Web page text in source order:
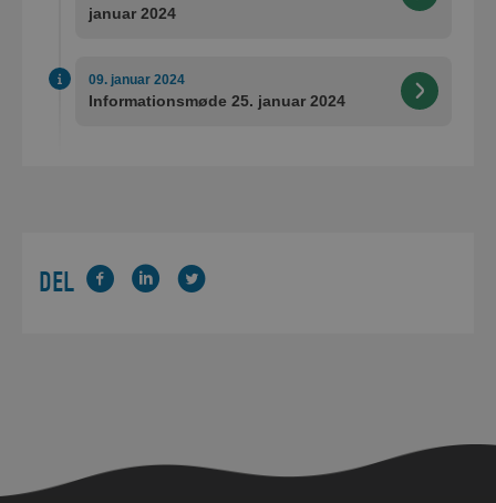
januar 2024
09. januar 2024
Informationsmøde 25. januar 2024
DEL